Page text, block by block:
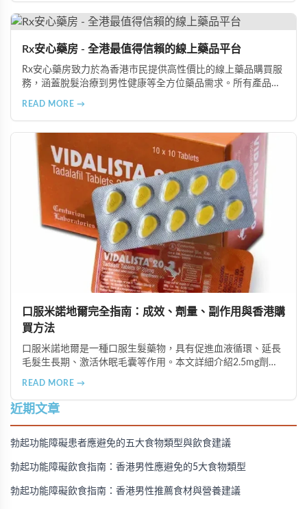
Rx安心藥房 - 全港最值得信賴的線上藥品平台
Rx安心藥房致力於為香港市民提供高性價比的線上藥品購買服
務，涵蓋脫髮治療到男性健康等全方位藥品需求。所有產品均
READ MORE →
口服米諾地爾完全指南：成效、劑量、副作用與香港購
買方法
口服米諾地爾是一種口服生髮藥物，具有促進血液循環、延長
毛髮生長期、激活休眠毛囊等作用。本文詳細介紹2.5mg劑量
購買方法，並提供真實用戶經驗分享。
READ MORE →
近期文章
勃起功能障礙患者應避免的五大食物類型與飲食建議
勃起功能障礙飲食指南：香港男性應避免的5大食物類型
勃起功能障礙飲食指南：香港男性推薦食材與營養建議